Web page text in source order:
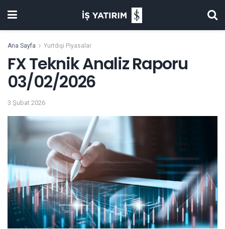
Ana Sayfa Yurtdışı Piyasalar
FX Teknik Analiz Raporu
03/02/2026
3 Şubat 2026